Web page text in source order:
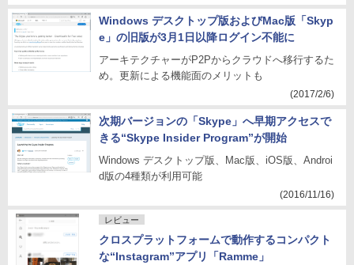
Windows デスクトップ版およびMac版「Skyp
e」の旧版が3月1日以降ログイン不能に
アーキテクチャーがP2Pからクラウドへ移行するた
め。更新による機能面のメリットも
(2017/2/6)
次期バージョンの「Skype」へ早期アクセスで
きる“Skype Insider Program”が開始
Windows デスクトップ版、Mac版、iOS版、Androi
d版の4種類が利用可能
(2016/11/16)
レビュー
クロスプラットフォームで動作するコンパクト
な“Instagram”アプリ「Ramme」